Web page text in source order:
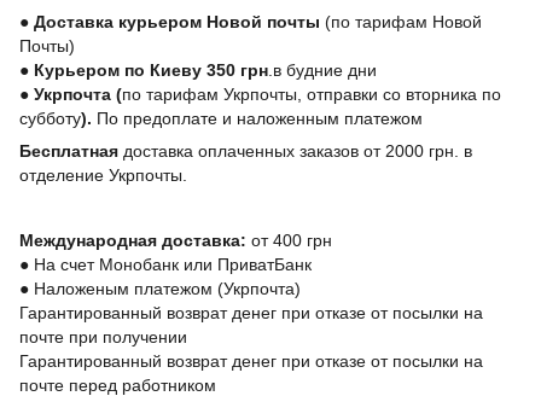
● Доставка курьером Новой почты (по тарифам Новой
Почты)
● Курьером по Киеву 350 грн .в будние дни
● Укрпочта (по тарифам Укрпочты, отправки со вторника по
субботу). По предоплате и наложенным платежом
Бесплатная доставка оплаченных заказов от 2000 грн. в
отделение Укрпочты.
Международная доставка: от 400 грн
● На счет Монобанк или ПриватБанк
● Наложеным платежом (Укрпочта)
Гарантированный возврат денег при отказе от посылки на
почте при получении
Гарантированный возврат денег при отказе от посылки на
почте перед работником